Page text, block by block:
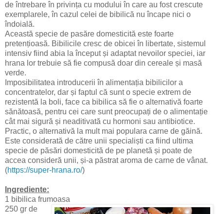
de întrebare în privința cu modului în care au fost crescute
exemplarele, în cazul celei de bibilică nu încape nici o
îndoială.
Această specie de pasăre domesticită este foarte
pretențioasă. Bibilicile cresc de obicei în libertate, sistemul
intensiv fiind abia la început și adaptat nevoilor speciei, iar
hrana lor trebuie să fie compusă doar din cereale și masă
verde.
Imposibilitatea introducerii în alimentația bibilicilor a
concentratelor, dar și faptul că sunt o specie extrem de
rezistentă la boli, face ca bibilica să fie o alternativă foarte
sănătoasă, pentru cei care sunt preocupați de o alimentație
cât mai sigură și neaditivată cu hormoni sau antibiotice.
Practic, o alternativă la mult mai populara carne de găină.
Este considerată de către unii specialiști ca fiind ultima
specie de păsări domesticită de pe planetă și poate de
accea consideră unii, și-a păstrat aroma de carne de vânat.
(https://super-hrana.ro/)
Ingrediente:
1 bibilica frumoasa
250 gr de